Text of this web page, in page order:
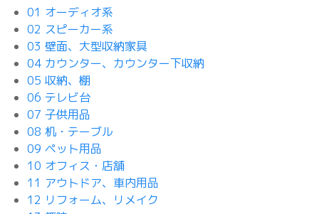
01 オーディオ系
02 スピーカー系
03 壁面、大型収納家具
04 カウンター、カウンター下収納
05 収納、棚
06 テレビ台
07 子供用品
08 机・テーブル
09 ペット用品
10 オフィス・店舗
11 アウトドア、車内用品
12 リフォーム、リメイク